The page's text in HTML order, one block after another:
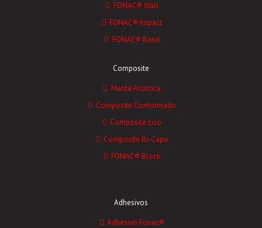
FONAC® Wall
FONAC® Impact
FONAC® Band
Composite
Manta Acústica
Composite Conformado
Composite Liso
Composite Bi-Capa
FONAC® Block
Adhesivos
Adhesivo Fonac®